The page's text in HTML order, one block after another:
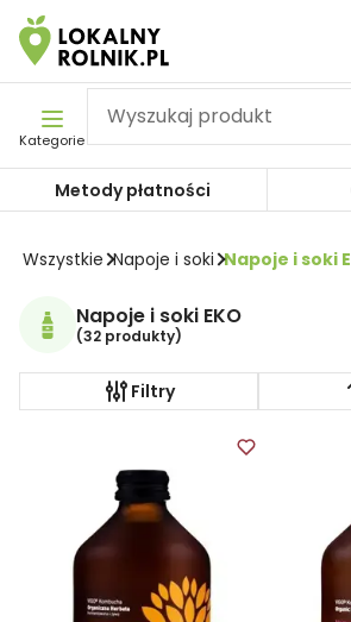
Pomiń nawigację
Kategorie
Metody płatności
Wszystkie Napoje i soki Napoje i soki
Napoje i soki EKO
(32 produkty)
Filtry